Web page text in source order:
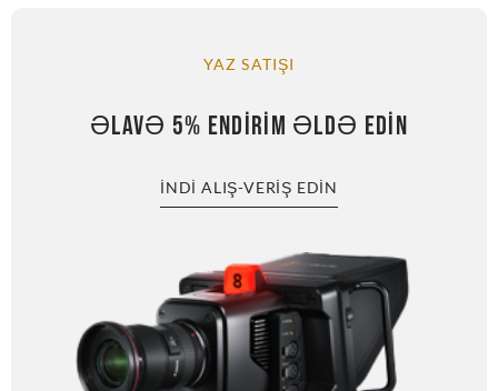
YAZ SATIŞI
ƏLAVƏ 5% ENDIRIM ƏLDƏ EDIN
İNDI ALIŞ-VERIŞ EDIN